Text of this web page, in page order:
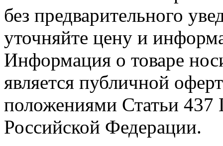
без предварительного
уточняйте цену и
Информация о товаре
является публичной
положениями Статьи 437
Российской Федерации.